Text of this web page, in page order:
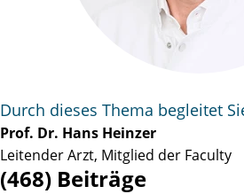
Durch dieses Thema begleitet
Prof. Dr. Hans Heinzer
Leitender Arzt, Mitglied der Faculty
(468) Beiträge